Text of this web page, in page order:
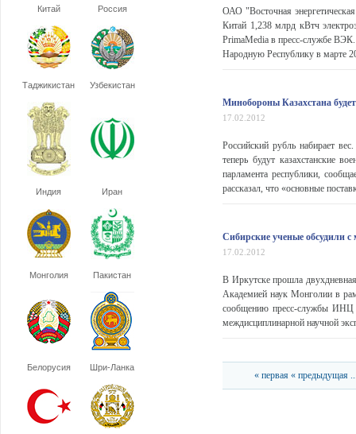
Китай Россия
Таджикистан Узбекистан
Индия Иран
Монголия Пакистан
Белорусия Шри-Ланка
ОАО "Восточная
Китай 1,238 млрд кВтч
PrimaMedia в пресс-службе ВЭК.
Народную Республику в марте
Минобороны Казахстана
17.02.2012
Российский рубль набирает
теперь будут казахстанские
парламента республики,
рассказал, что «основные
Сибирские ученые обсудили с
17.02.2012
В Иркутске прошла
Академией наук Монголии в
сообщению пресс-службы ИНЦ
междисциплинарной научной
« первая « предыдущая